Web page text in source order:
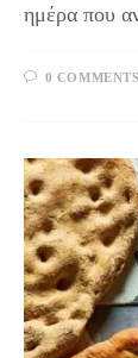
ημέρα που
0 COMMENTS